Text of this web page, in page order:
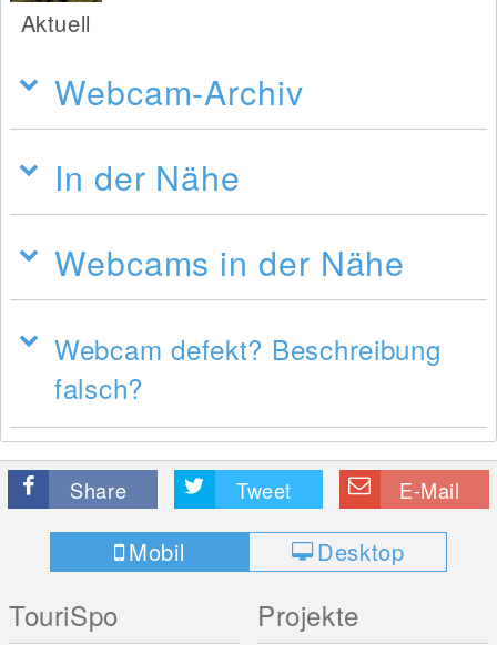
Aktuell
Webcam-Archiv
In der Nähe
Webcams in der Nähe
Webcam defekt? Beschreibung
falsch?
Share Tweet E-Mail
Mobil Desktop
TouriSpo Projekte